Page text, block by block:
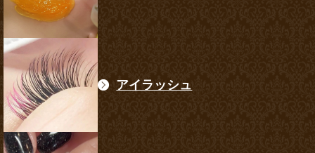
アイラッシュ